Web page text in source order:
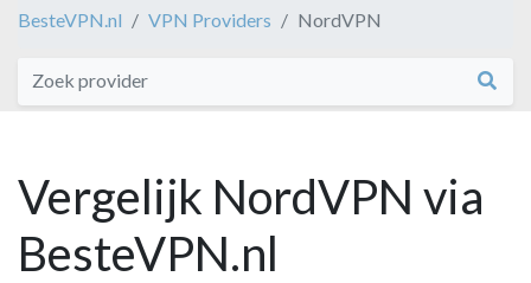
BesteVPN.nl VPN Providers NordVPN
Vergelijk NordVPN via
BesteVPN.nl